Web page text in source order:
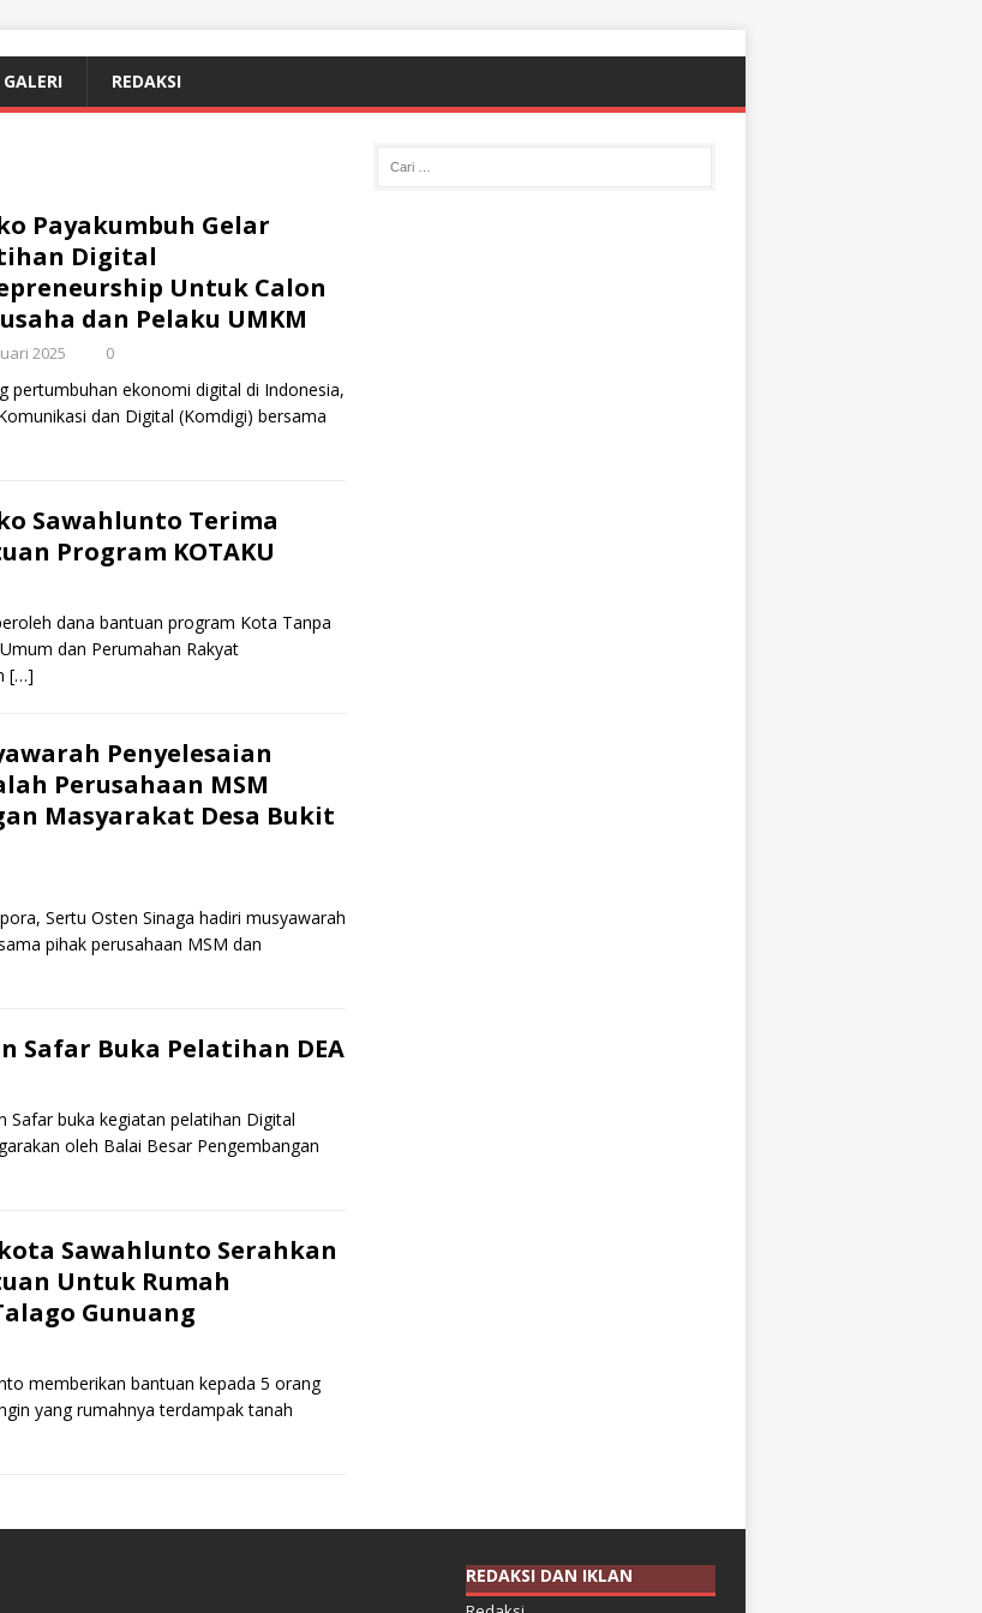
GALERI REDAKSI
Payakumbuh Gelar
Digital
Untuk Calon
dan Pelaku UMKM
2025 0
pertumbuhan ekonomi digital di Indonesia,
dan Digital (Komdigi) bersama
Sawahlunto Terima
Program KOTAKU
dana bantuan program Kota Tanpa
dan Perumahan Rakyat
[…]
Penyelesaian
Perusahaan MSM
Masyarakat Desa Bukit
Sertu Osten Sinaga hadiri musyawarah
pihak perusahaan MSM dan
Safar Buka Pelatihan DEA
buka kegiatan pelatihan Digital
oleh Balai Besar Pengembangan
Sawahlunto Serahkan
Untuk Rumah
Gunuang
memberikan bantuan kepada 5 orang
yang rumahnya terdampak tanah
REDAKSI DAN IKLAN